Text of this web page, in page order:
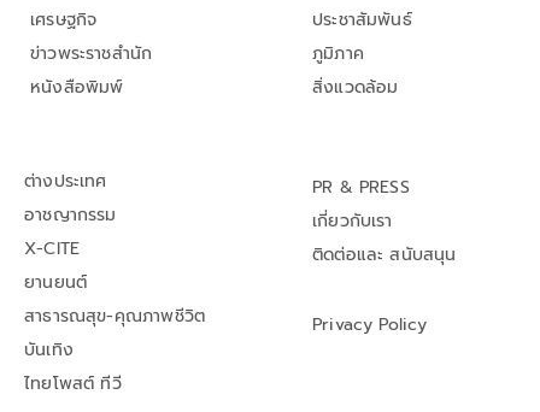
เศรษฐกิจ
ข่าวพระราชสำนัก
หนังสือพิมพ์
ประชาสัมพันธ์
ภูมิภาค
สิ่งแวดล้อม
ต่างประเทศ
อาชญากรรม
X-CITE
ยานยนต์
สาธารณสุข-คุณภาพชีวิต
บันเทิง
ไทยโพสต์ ทีวี
PR & PRESS
เกี่ยวกับเรา
ติดต่อและ สนับสนุน
Privacy Policy